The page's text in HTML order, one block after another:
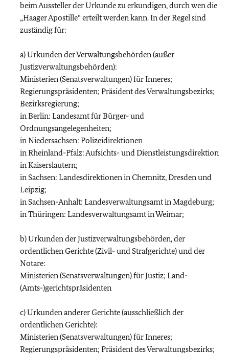
beim Aussteller der Urkunde zu erkundigen, durch wen die
„Haager Apostille“ erteilt werden kann. In der Regel sind
zuständig für:
a) Urkunden der Verwaltungsbehörden (außer
Justizverwaltungsbehörden):
Ministerien (Senatsverwaltungen) für Inneres;
Regierungspräsidenten; Präsident des Verwaltungsbezirks;
Bezirksregierung;
in Berlin: Landesamt für Bürger- und
Ordnungsangelegenheiten;
in Niedersachsen: Polizeidirektionen
in Rheinland-Pfalz: Aufsichts- und Dienstleistungsdirektion
in Kaiserslautern;
in Sachsen: Landesdirektionen in Chemnitz, Dresden und
Leipzig;
in Sachsen-Anhalt: Landesverwaltungsamt in Magdeburg;
in Thüringen: Landesverwaltungsamt in Weimar;
b) Urkunden der Justizverwaltungsbehörden, der
ordentlichen Gerichte (Zivil- und Strafgerichte) und der
Notare:
Ministerien (Senatsverwaltungen) für Justiz; Land-
(Amts-)gerichtspräsidenten
c) Urkunden anderer Gerichte (ausschließlich der
ordentlichen Gerichte):
Ministerien (Senatsverwaltungen) für Inneres;
Regierungspräsidenten; Präsident des Verwaltungsbezirks;